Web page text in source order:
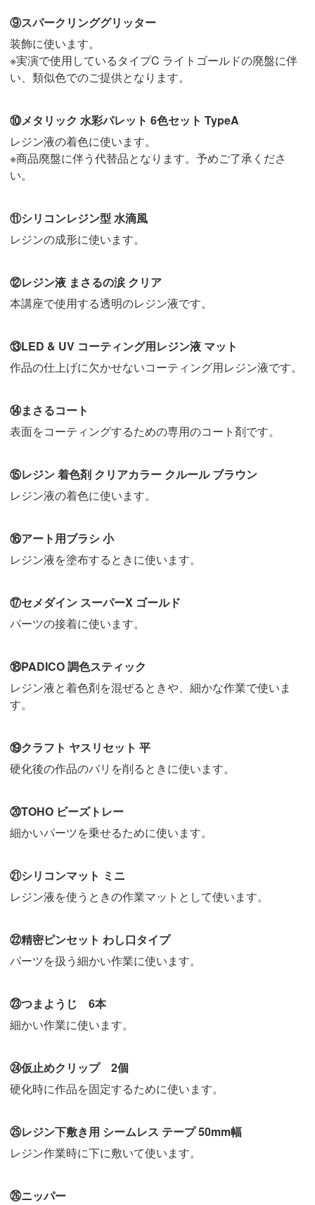
⑨スパークリンググリッター
装飾に使います。
※実演で使用しているタイプC ライトゴールドの廃盤に伴
い、類似色でのご提供となります。
⑩メタリック 水彩パレット 6色セット TypeA
レジン液の着色に使います。
※商品廃盤に伴う代替品となります。予めご了承くださ
い。
⑪シリコンレジン型 水滴風
レジンの成形に使います。
⑫レジン液 まさるの涙 クリア
本講座で使用する透明のレジン液です。
⑬LED & UV コーティング用レジン液 マット
作品の仕上げに欠かせないコーティング用レジン液です。
⑭まさるコート
表面をコーティングするための専用のコート剤です。
⑮レジン 着色剤 クリアカラー クルール ブラウン
レジン液の着色に使います。
⑯アート用ブラシ 小
レジン液を塗布するときに使います。
⑰セメダイン スーパーX ゴールド
パーツの接着に使います。
⑱PADICO 調色スティック
レジン液と着色剤を混ぜるときや、細かな作業で使いま
す。
⑲クラフト ヤスリセット 平
硬化後の作品のバリを削るときに使います。
⑳TOHO ビーズトレー
細かいパーツを乗せるために使います。
㉑シリコンマット ミニ
レジン液を使うときの作業マットとして使います。
㉒精密ピンセット わし口タイプ
パーツを扱う細かい作業に使います。
㉓つまようじ 6本
細かい作業に使います。
㉔仮止めクリップ 2個
硬化時に作品を固定するために使います。
㉕レジン下敷き用 シームレス テープ 50mm幅
レジン作業時に下に敷いて使います。
㉖ニッパー